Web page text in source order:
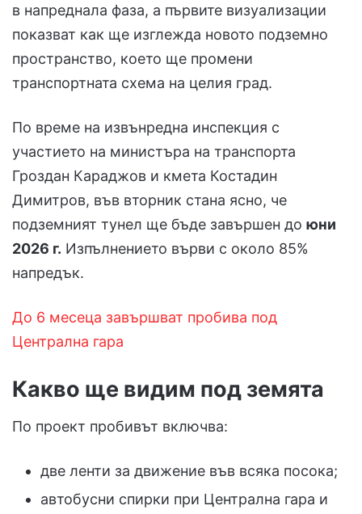
в напреднала фаза, а първите визуализации
показват как ще изглежда новото подземно
пространство, което ще промени
транспортната схема на целия град.
По време на извънредна инспекция с
участието на министъра на транспорта
Гроздан Караджов и кмета Костадин
Димитров, във вторник стана ясно, че
подземният тунел ще бъде завършен до юни
2026 г. Изпълнението върви с около 85%
напредък.
До 6 месеца завършват пробива под
Централна гара
Какво ще видим под земята
По проект пробивът включва:
две ленти за движение във всяка посока;
автобусни спирки при Централна гара и